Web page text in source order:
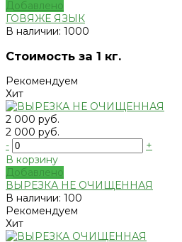
Добавлено
ГОВЯЖЕ ЯЗЫК
В наличии: 1000
Стоимость за 1 кг.
Рекомендуем
Хит
2 000 руб.
2 000 руб.
-
+
В корзину
Добавлено
ВЫРЕЗКА НЕ ОЧИЩЕННАЯ
В наличии: 100
Рекомендуем
Хит